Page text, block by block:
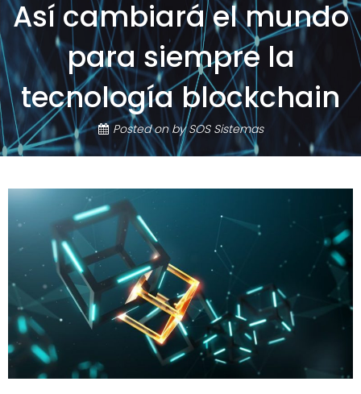
Así cambiará el mundo
para siempre la
tecnología blockchain
Posted onbySOS Sistemas